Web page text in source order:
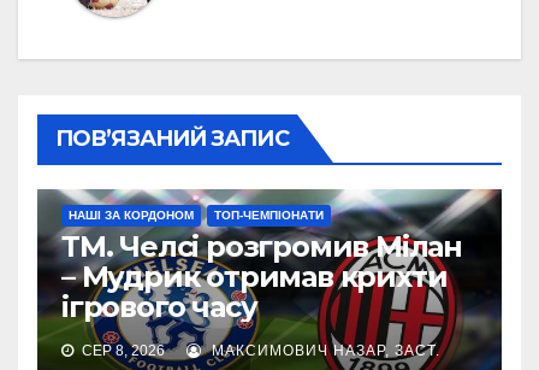
ПОВ’ЯЗАНИЙ ЗАПИС
НАШІ ЗА КОРДОНОМ ТОП-ЧЕМПІОНАТИ
ТМ. Челсі розгромив Мілан
– Мудрик отримав крихти
ігрового часу
СЕР 8, 2026 МАКСИМОВИЧ НАЗАР, ЗАСТ.